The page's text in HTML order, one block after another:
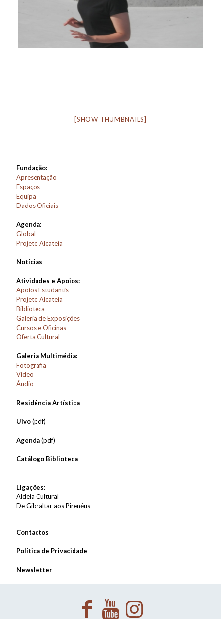
[SHOW THUMBNAILS]
Fundação:
Apresentação
Espaços
Equipa
Dados Oficiais
Agenda:
Global
Projeto Alcateia
Notícias
Atividades e Apoios:
Apoios Estudantis
Projeto Alcateia
Biblioteca
Galeria de Exposições
Cursos e Oficinas
Oferta Cultural
Galeria Multimédia:
Fotografia
Vídeo
Áudio
Residência Artística
Uivo(pdf)
Agenda(pdf)
Catálogo Biblioteca
Ligações:
Aldeia Cultural
De Gibraltar aos Pirenéus
Contactos
Política de Privacidade
Newsletter